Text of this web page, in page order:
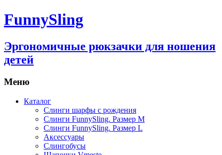
FunnySling
Эргономичные рюкзачки для ношения
детей
Меню
Каталог
Слинги шарфы с рождения
Слинги FunnySling. Размер M
Слинги FunnySling. Размер L
Аксессуары
Слингобусы